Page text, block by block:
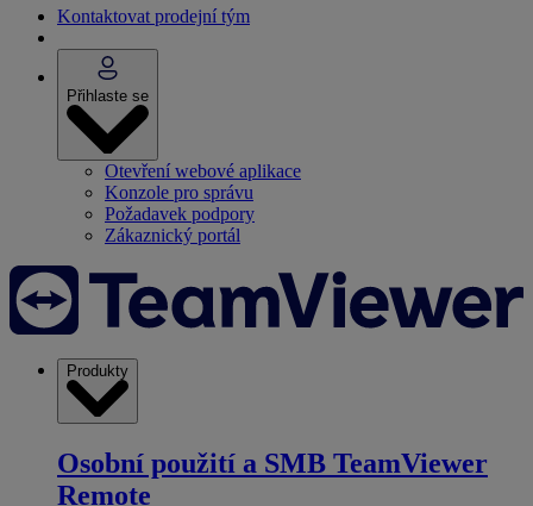
Kontaktovat prodejní tým
Přihlaste se
Otevření webové aplikace
Konzole pro správu
Požadavek podpory
Zákaznický portál
Produkty
Osobní použití a SMB TeamViewer
Remote